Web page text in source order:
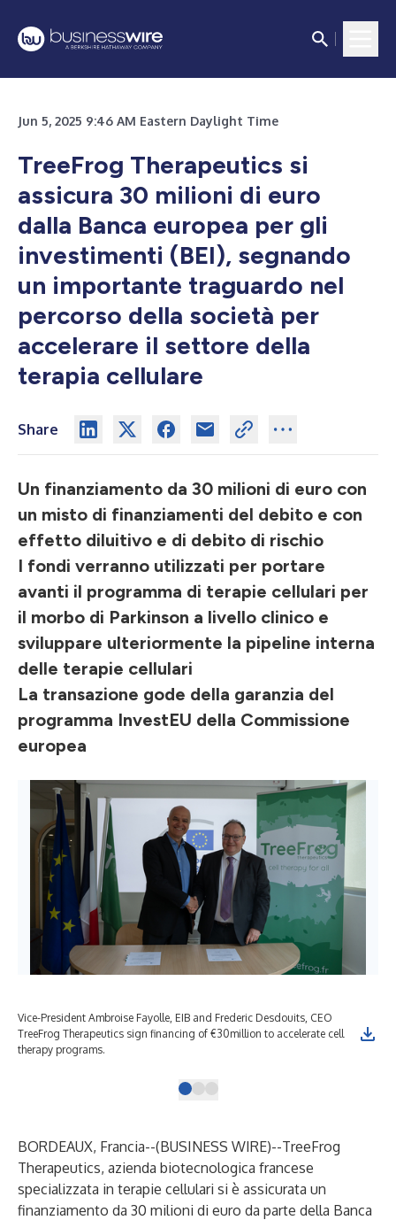
Jun 5, 2025 9:46 AM Eastern Daylight Time
TreeFrog Therapeutics si
assicura 30 milioni di euro
dalla Banca europea per gli
investimenti (BEI), segnando
un importante traguardo nel
percorso della società per
accelerare il settore della
terapia cellulare
Share
Un finanziamento da 30 milioni di euro con
un misto di finanziamenti del debito e con
effetto diluitivo e di debito di rischio
I fondi verranno utilizzati per portare
avanti il programma di terapie cellulari per
il morbo di Parkinson a livello clinico e
sviluppare ulteriormente la pipeline interna
delle terapie cellulari
La transazione gode della garanzia del
programma InvestEU della Commissione
europea
Vice-President Ambroise Fayolle, EIB and Frederic Desdouits, CEO
TreeFrog Therapeutics sign financing of €30million to accelerate cell
therapy programs.
BORDEAUX, Francia--(BUSINESS WIRE)--TreeFrog
Therapeutics, azienda biotecnologica francese
specializzata in terapie cellulari si è assicurata un
finanziamento da 30 milioni di euro da parte della Banca